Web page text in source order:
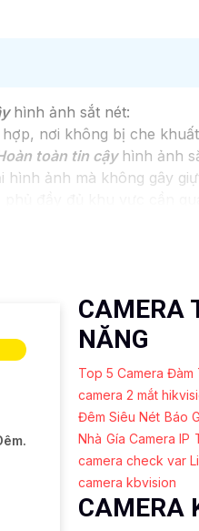
hình ảnh sắt nét:
nơi không bị che
toàn tin cậyhình ảnh
ảnh mà không gây
mặc định và cập nhật
hoặc thiết bị lưu trữ nội
Nếu cần thêm thông tin
CAMERA
NĂNG
Top 5 Camera Đàm
camera 2 mắt
Đêm Siêu Nét Báo
Nhà Gía Camera IP
camera check var
camera kbvision
CAMERA